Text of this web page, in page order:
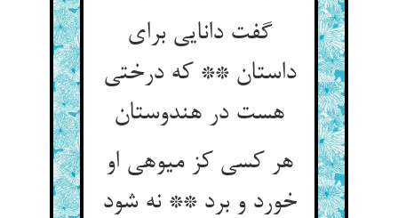
گفت دانایی برای
داستان ** که درختی
هست در هندوستان‏
هر کسی کز میوه‏ی او
خورد و برد ** نه شود